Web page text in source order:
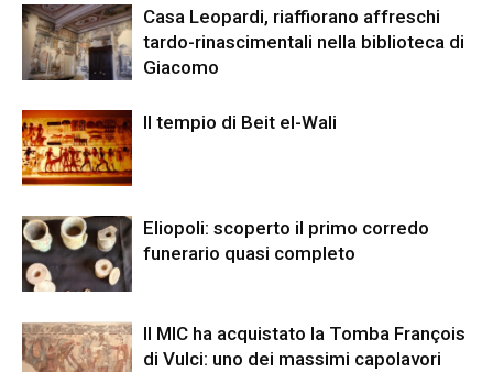
Casa Leopardi, riaffiorano affreschi
tardo-rinascimentali nella biblioteca di
Giacomo
Il tempio di Beit el-Wali
Eliopoli: scoperto il primo corredo
funerario quasi completo
Il MIC ha acquistato la Tomba François
di Vulci: uno dei massimi capolavori